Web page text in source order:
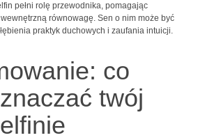
pełni rolę przewodnika, pomagając
równowagę. Sen o nim może być
praktyk duchowych i zaufania intuicji.
co
twój